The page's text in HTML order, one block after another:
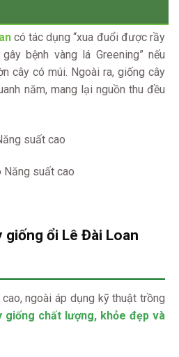
có tác dụng “xua đuổi được rầy
bệnh vàng lá Greening” nếu
cây có múi. Ngoài ra, giống cây
năm, mang lại nguồn thu đều
Năng suất cao
giống ổi Lê Đài Loan
ngoài áp dụng kỹ thuật trồng
giống chất lượng, khỏe đẹp và